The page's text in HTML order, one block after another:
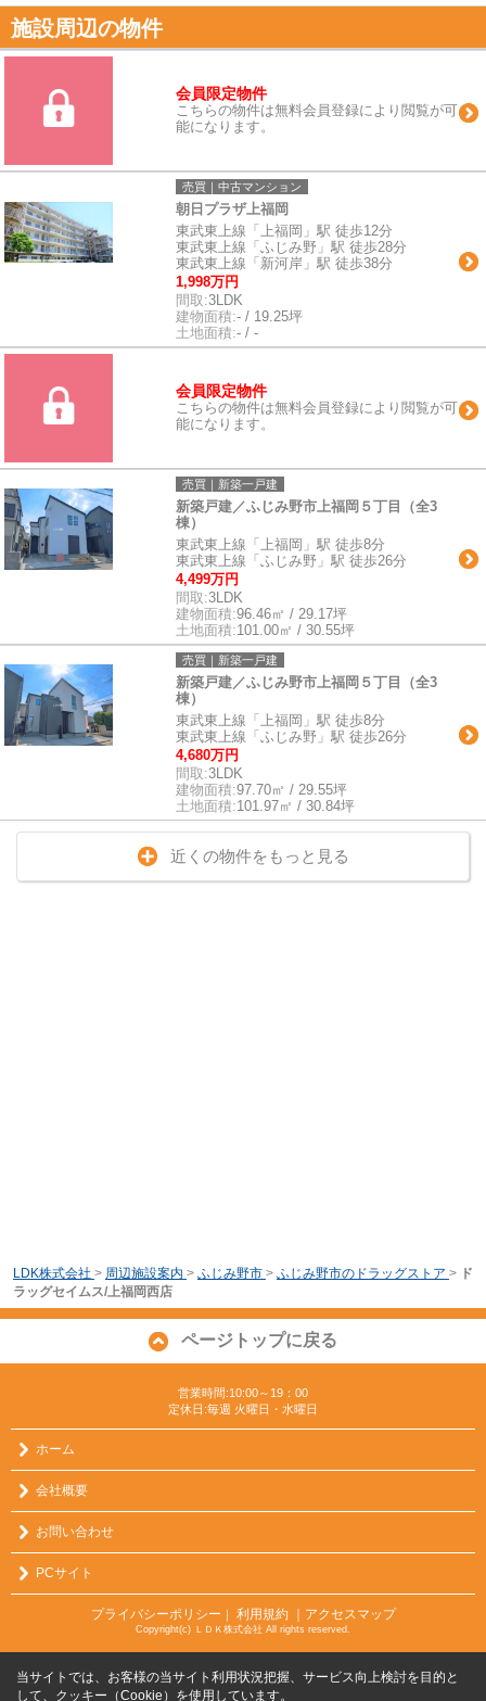
施設周辺の物件
会員限定物件
こちらの物件は無料会員登録により閲覧が可
能になります。
売買｜中古マンション
朝日プラザ上福岡
東武東上線「上福岡」駅 徒歩12分
東武東上線「ふじみ野」駅 徒歩28分
東武東上線「新河岸」駅 徒歩38分
1,998万円
間取:3LDK
建物面積:- / 19.25坪
土地面積:- / -
会員限定物件
こちらの物件は無料会員登録により閲覧が可
能になります。
売買｜新築一戸建
新築戸建／ふじみ野市上福岡５丁目（全3
棟）
東武東上線「上福岡」駅 徒歩8分
東武東上線「ふじみ野」駅 徒歩26分
4,499万円
間取:3LDK
建物面積:96.46㎡ / 29.17坪
土地面積:101.00㎡ / 30.55坪
売買｜新築一戸建
新築戸建／ふじみ野市上福岡５丁目（全3
棟）
東武東上線「上福岡」駅 徒歩8分
東武東上線「ふじみ野」駅 徒歩26分
4,680万円
間取:3LDK
建物面積:97.70㎡ / 29.55坪
土地面積:101.97㎡ / 30.84坪
近くの物件をもっと見る
LDK株式会社 > 周辺施設案内 > ふじみ野市 > ふじみ野市のドラッグストア > ド
ラッグセイムス/上福岡西店
ページトップに戻る
営業時間:10:00～19：00
定休日:毎週 火曜日・水曜日
ホーム
会社概要
お問い合わせ
PCサイト
プライバシーポリシー ｜ 利用規約 ｜アクセスマップ
Copyright(c) ＬＤＫ株式会社 All rights reserved.
当サイトでは、お客様の当サイト利用状況把握、サービス向上検討を目的と
して、クッキー（Cookie）を使用しています。